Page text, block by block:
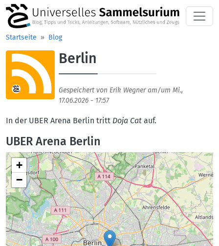
Direkt zum Inhalt
Startseite Blog
Berlin
Aufmacherbild
Gespeichert von Erik Wegneram/um Mi.,
17.06.2026 - 17:57
In der UBER Arena Berlin tritt Doja Cat auf.
UBER Arena Berlin
+
−